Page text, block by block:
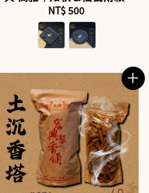
Regular
price
NT$ 500